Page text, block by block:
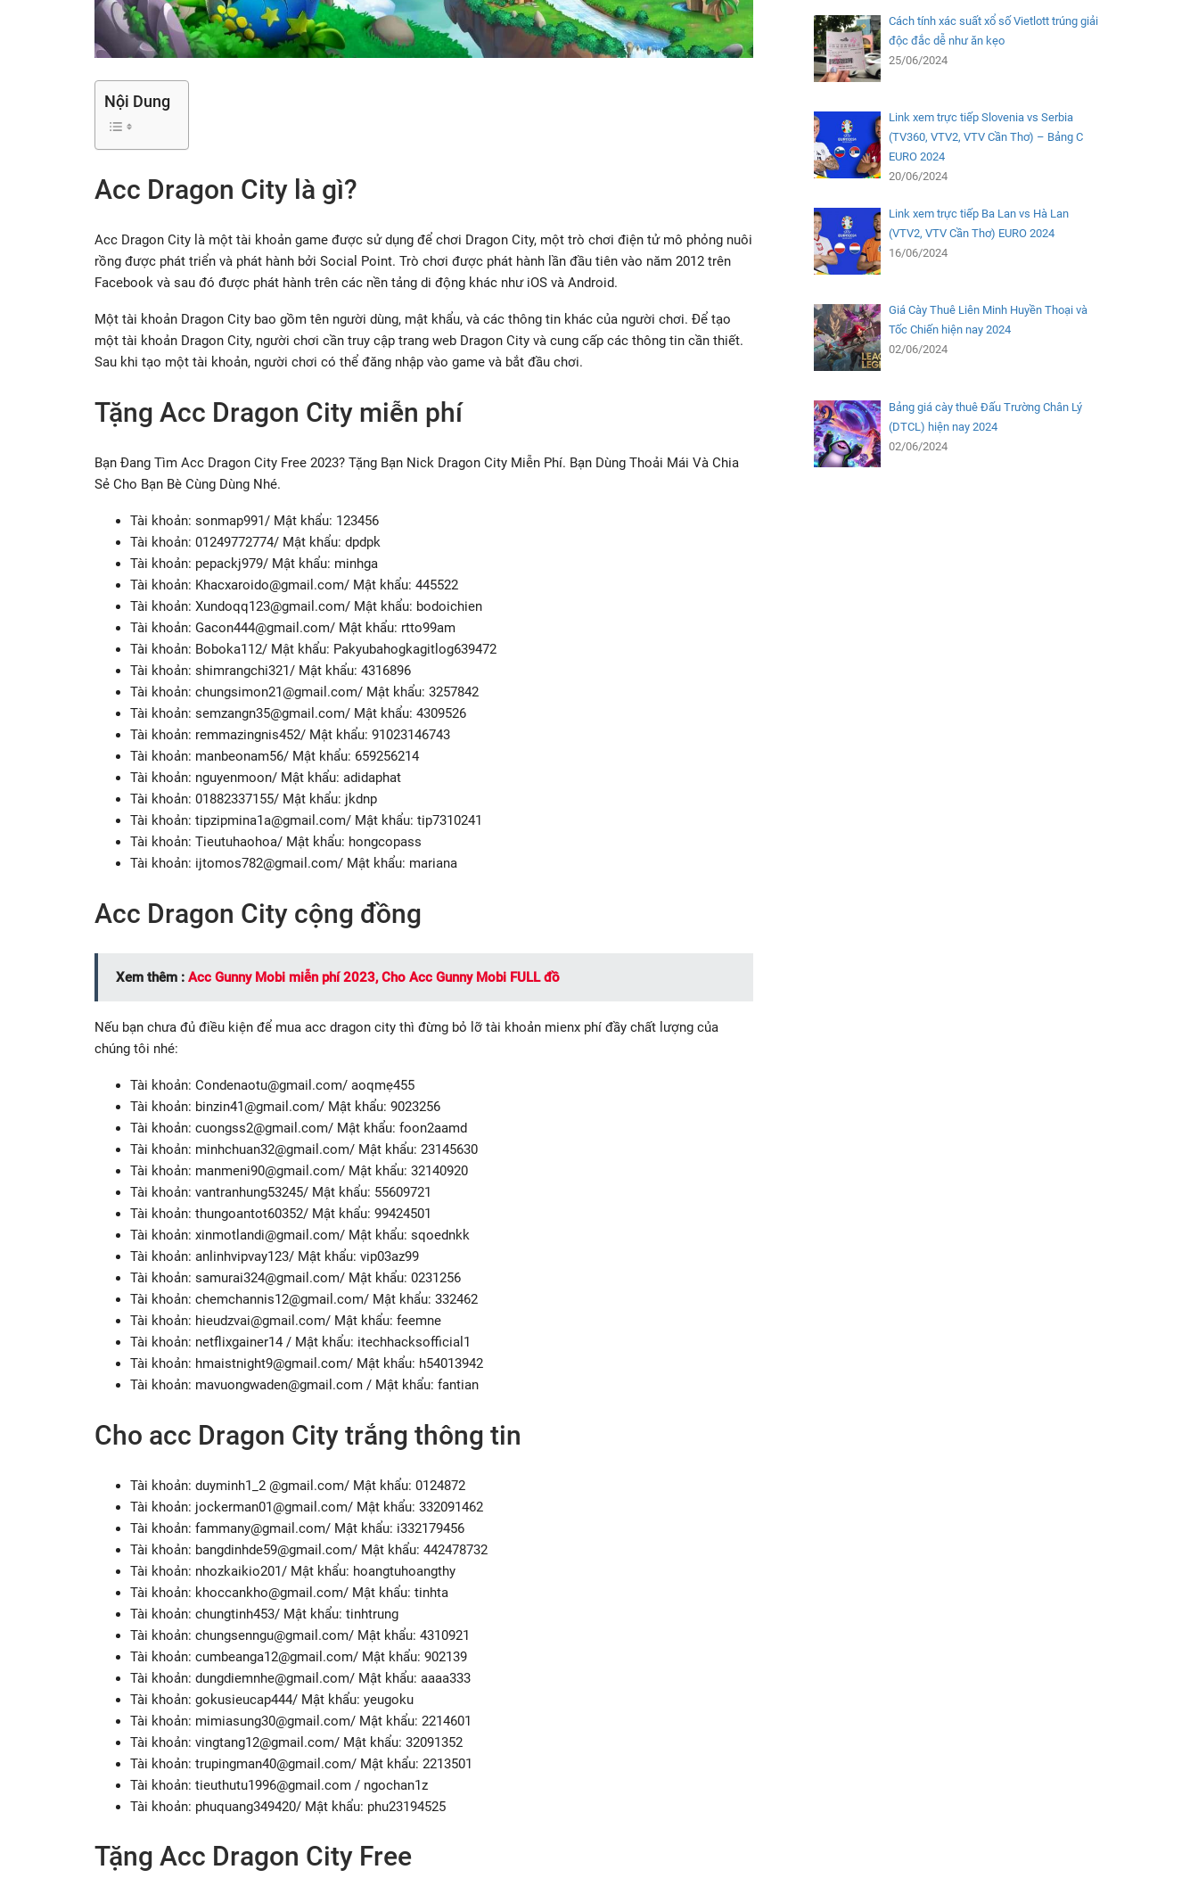
Nội Dung
Acc Dragon City là gì?
Acc Dragon City là một tài khoản game được sử dụng để chơi Dragon City, một trò chơi điện tử mô phỏng nuôi
rồng được phát triển và phát hành bởi Social Point. Trò chơi được phát hành lần đầu tiên vào năm 2012 trên
Facebook và sau đó được phát hành trên các nền tảng di động khác như iOS và Android.
Một tài khoản Dragon City bao gồm tên người dùng, mật khẩu, và các thông tin khác của người chơi. Để tạo
một tài khoản Dragon City, người chơi cần truy cập trang web Dragon City và cung cấp các thông tin cần thiết.
Sau khi tạo một tài khoản, người chơi có thể đăng nhập vào game và bắt đầu chơi.
Tặng Acc Dragon City miễn phí
Bạn Đang Tìm Acc Dragon City Free 2023? Tặng Bạn Nick Dragon City Miễn Phí. Bạn Dùng Thoải Mái Và Chia
Sẻ Cho Bạn Bè Cùng Dùng Nhé.
Tài khoản: sonmap991/ Mật khẩu: 123456
Tài khoản: 01249772774/ Mật khẩu: dpdpk
Tài khoản: pepackj979/ Mật khẩu: minhga
Tài khoản: Khacxaroido@gmail.com/ Mật khẩu: 445522
Tài khoản: Xundoqq123@gmail.com/ Mật khẩu: bodoichien
Tài khoản: Gacon444@gmail.com/ Mật khẩu: rtto99am
Tài khoản: Boboka112/ Mật khẩu: Pakyubahogkagitlog639472
Tài khoản: shimrangchi321/ Mật khẩu: 4316896
Tài khoản: chungsimon21@gmail.com/ Mật khẩu: 3257842
Tài khoản: semzangn35@gmail.com/ Mật khẩu: 4309526
Tài khoản: remmazingnis452/ Mật khẩu: 91023146743
Tài khoản: manbeonam56/ Mật khẩu: 659256214
Tài khoản: nguyenmoon/ Mật khẩu: adidaphat
Tài khoản: 01882337155/ Mật khẩu: jkdnp
Tài khoản: tipzipmina1a@gmail.com/ Mật khẩu: tip7310241
Tài khoản: Tieutuhaohoa/ Mật khẩu: hongcopass
Tài khoản: ijtomos782@gmail.com/ Mật khẩu: mariana
Acc Dragon City cộng đồng
Xem thêm : Acc Gunny Mobi miễn phí 2023, Cho Acc Gunny Mobi FULL đồ
Nếu bạn chưa đủ điều kiện để mua acc dragon city thì đừng bỏ lỡ tài khoản mienx phí đầy chất lượng của
chúng tôi nhé:
Tài khoản: Condenaotu@gmail.com/ aoqmẹ455
Tài khoản: binzin41@gmail.com/ Mật khẩu: 9023256
Tài khoản: cuongss2@gmail.com/ Mật khẩu: foon2aamd
Tài khoản: minhchuan32@gmail.com/ Mật khẩu: 23145630
Tài khoản: manmeni90@gmail.com/ Mật khẩu: 32140920
Tài khoản: vantranhung53245/ Mật khẩu: 55609721
Tài khoản: thungoantot60352/ Mật khẩu: 99424501
Tài khoản: xinmotlandi@gmail.com/ Mật khẩu: sqoednkk
Tài khoản: anlinhvipvay123/ Mật khẩu: vip03az99
Tài khoản: samurai324@gmail.com/ Mật khẩu: 0231256
Tài khoản: chemchannis12@gmail.com/ Mật khẩu: 332462
Tài khoản: hieudzvai@gmail.com/ Mật khẩu: feemne
Tài khoản: netflixgainer14 / Mật khẩu: itechhacksofficial1
Tài khoản: hmaistnight9@gmail.com/ Mật khẩu: h54013942
Tài khoản: mavuongwaden@gmail.com / Mật khẩu: fantian
Cho acc Dragon City trắng thông tin
Tài khoản: duyminh1_2 @gmail.com/ Mật khẩu: 0124872
Tài khoản: jockerman01@gmail.com/ Mật khẩu: 332091462
Tài khoản: fammany@gmail.com/ Mật khẩu: i332179456
Tài khoản: bangdinhde59@gmail.com/ Mật khẩu: 442478732
Tài khoản: nhozkaikio201/ Mật khẩu: hoangtuhoangthy
Tài khoản: khoccankho@gmail.com/ Mật khẩu: tinhta
Tài khoản: chungtinh453/ Mật khẩu: tinhtrung
Tài khoản: chungsenngu@gmail.com/ Mật khẩu: 4310921
Tài khoản: cumbeanga12@gmail.com/ Mật khẩu: 902139
Tài khoản: dungdiemnhe@gmail.com/ Mật khẩu: aaaa333
Tài khoản: gokusieucap444/ Mật khẩu: yeugoku
Tài khoản: mimiasung30@gmail.com/ Mật khẩu: 2214601
Tài khoản: vingtang12@gmail.com/ Mật khẩu: 32091352
Tài khoản: trupingman40@gmail.com/ Mật khẩu: 2213501
Tài khoản: tieuthutu1996@gmail.com / ngochan1z
Tài khoản: phuquang349420/ Mật khẩu: phu23194525
Tặng Acc Dragon City Free
Cách tính xác suất xổ số Vietlott trúng giải
độc đắc dễ như ăn kẹo
25/06/2024
Link xem trực tiếp Slovenia vs Serbia
(TV360, VTV2, VTV Cần Thơ) – Bảng C
EURO 2024
20/06/2024
Link xem trực tiếp Ba Lan vs Hà Lan
(VTV2, VTV Cần Thơ) EURO 2024
16/06/2024
Giá Cày Thuê Liên Minh Huyền Thoại và
Tốc Chiến hiện nay 2024
02/06/2024
Bảng giá cày thuê Đấu Trường Chân Lý
(DTCL) hiện nay 2024
02/06/2024